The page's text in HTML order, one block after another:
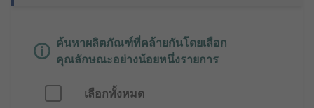
ค้นหาผลิตภัณฑ์ที่คล้ายกันโดยเลือก
คุณลักษณะอย่างน้อยหนึ่งรายการ
เลือกทั้งหมด